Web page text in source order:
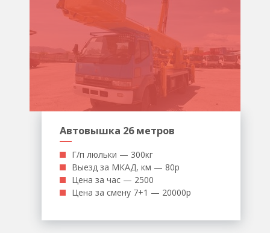
Автовышка 26 метров
Г/п люльки — 300кг
Выезд за МКАД, км — 80р
Цена за час — 2500
Цена за смену 7+1 — 20000р